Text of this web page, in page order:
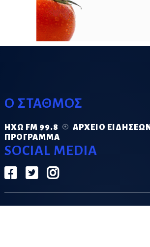
Ο ΣΤΑΘΜΟΣ
ΗΧΏ FM 99.8
ΑΡΧΕΊΟ ΕΙΔΉΣΕΩΝ
ΠΡΌΓΡΑΜΜΑ
SOCIAL MEDIA